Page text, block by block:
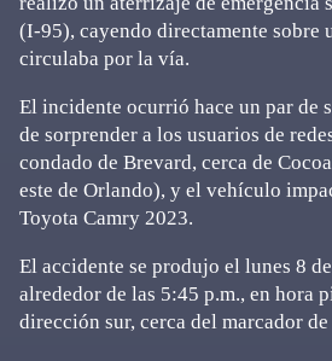
(I-95), cayendo directamente sobre
circulaba por la vía.
El incidente ocurrió hace un par de
de sorprender a los usuarios de
condado de Brevard, cerca de
este de Orlando), y el vehículo
Toyota Camry 2023.
El accidente se produjo el lunes 8
alrededor de las 5:45 p.m., en hora
dirección sur, cerca del marcador